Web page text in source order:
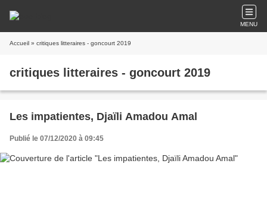
MENU
Accueil » critiques litteraires - goncourt 2019
critiques litteraires - goncourt 2019
Les impatientes, Djaïli Amadou Amal
Publié le 07/12/2020 à 09:45